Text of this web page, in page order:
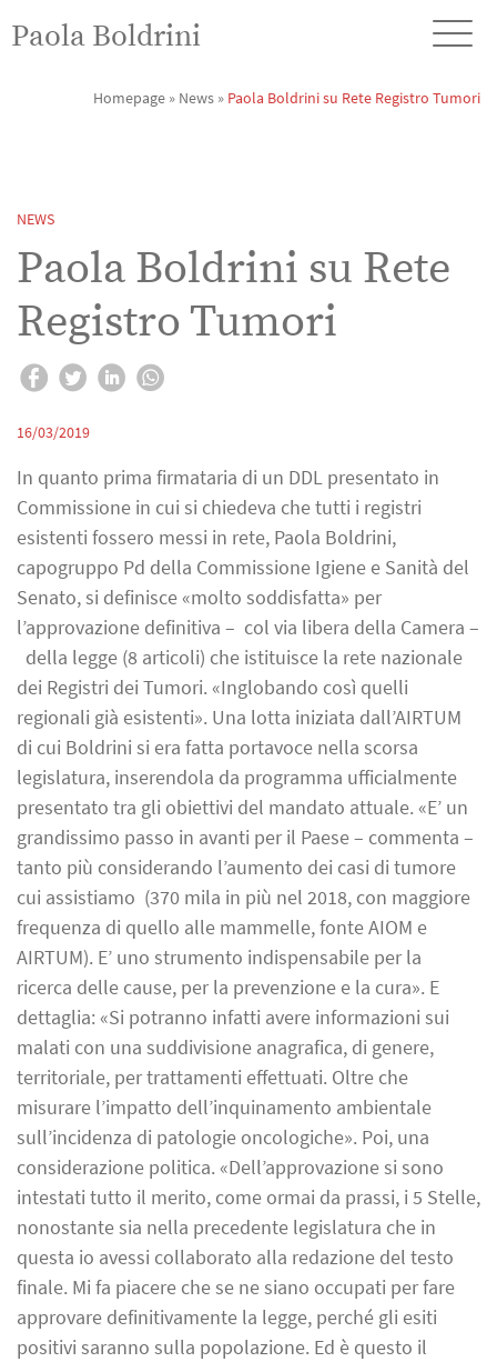
Paola Boldrini
Homepage » News » Paola Boldrini su Rete Registro Tumori
NEWS
Paola Boldrini su Rete
Registro Tumori
16/03/2019
In quanto prima firmataria di un DDL presentato in
Commissione in cui si chiedeva che tutti i registri
esistenti fossero messi in rete, Paola Boldrini,
capogruppo Pd della Commissione Igiene e Sanità del
Senato, si definisce «molto soddisfatta» per
l’approvazione definitiva – col via libera della Camera –
della legge (8 articoli) che istituisce la rete nazionale
dei Registri dei Tumori. «Inglobando così quelli
regionali già esistenti». Una lotta iniziata dall’AIRTUM
di cui Boldrini si era fatta portavoce nella scorsa
legislatura, inserendola da programma ufficialmente
presentato tra gli obiettivi del mandato attuale. «E’ un
grandissimo passo in avanti per il Paese – commenta –
tanto più considerando l’aumento dei casi di tumore
cui assistiamo (370 mila in più nel 2018, con maggiore
frequenza di quello alle mammelle, fonte AIOM e
AIRTUM). E’ uno strumento indispensabile per la
ricerca delle cause, per la prevenzione e la cura». E
dettaglia: «Si potranno infatti avere informazioni sui
malati con una suddivisione anagrafica, di genere,
territoriale, per trattamenti effettuati. Oltre che
misurare l’impatto dell’inquinamento ambientale
sull’incidenza di patologie oncologiche». Poi, una
considerazione politica. «Dell’approvazione si sono
intestati tutto il merito, come ormai da prassi, i 5 Stelle,
nonostante sia nella precedente legislatura che in
questa io avessi collaborato alla redazione del testo
finale. Mi fa piacere che se ne siano occupati per fare
approvare definitivamente la legge, perché gli esiti
positivi saranno sulla popolazione. Ed è questo il